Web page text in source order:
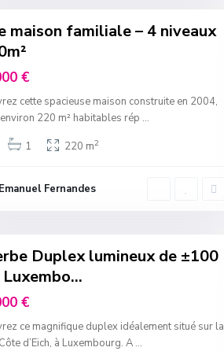
maison familiale – 4 niveaux
€
cette spacieuse maison construite en 2004,
220 m² habitables rép ...
1 220 m2
Emanuel Fernandes
Duplex lumineux de ±100
Luxembo...
€
ce magnifique duplex idéalement situé sur la
d’Eich, à Luxembourg. A ...